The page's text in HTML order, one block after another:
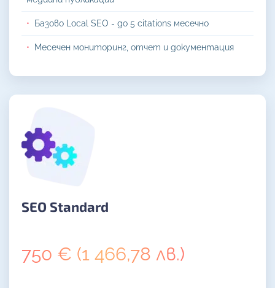
Базово Local SEO - до 5 citations месечно
Месечен мониторинг, отчет и документация
SEO Standard
750 € (1 466,78 лв.)